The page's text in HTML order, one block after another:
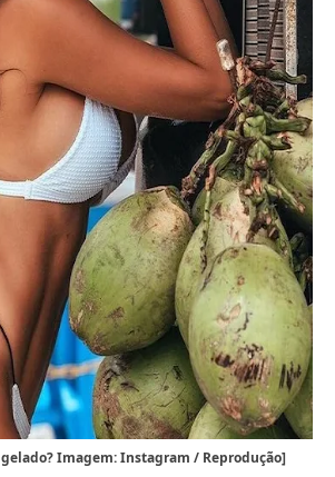
Imagem: Instagram / Reprodução]